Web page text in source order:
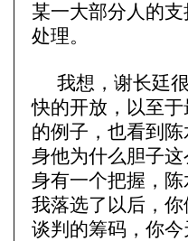
某一大部分人的
处理。
我想，谢长廷
快的开放，以至
的例子，也看到
身他为什么胆子
身有一个把握，
我落选了以后，
谈判的筹码，你